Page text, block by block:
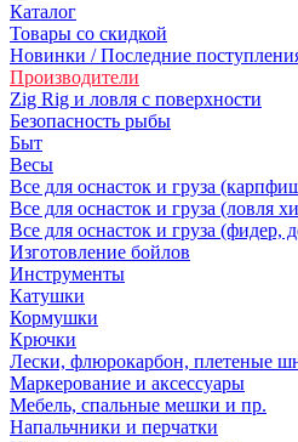
Каталог
Товары со скидкой
Новинки / Последние
Производители
Zig Rig и ловля с поверхности
Безoпасность рыбы
Быт
Весы
Все для оснасток и груза
Все для оснасток и груза (ловля
Все для оснасток и груза (фидер,
Изготовление бойлов
Инструменты
Катушки
Кормушки
Крючки
Лески, флюрокарбон, плетеные
Маркерование и аксессуары
Мебель, спальные мешки и пр.
Напальчники и перчатки